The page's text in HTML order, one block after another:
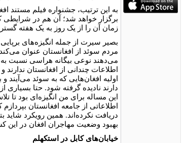
برگزار خواهد شد؛ آن هم در شرایطی
زمان آن را از یک روز به یک هفته
بصیر سیرت از جمله انگیزه‌های
مردم سوئد از افغانستان عنوان
می‌دهند نوعی بیگانه هراسی نسبت
اطلاعات چندانی از افغانستان
اولیه افغان‌هایی که به سوئد می‌آیند
دارند نادیده گرفته شود. حتا بسیاری
این مساله برای من انگیزه‌ای بود تا
اطلاعاتی از جامعه افغانستان
دریافت نکرده‌اند. همین رویکرد شاید
بهبود وضعیت مهاجران افغان در این
خیابان‌های‌ کابل در استکهلم